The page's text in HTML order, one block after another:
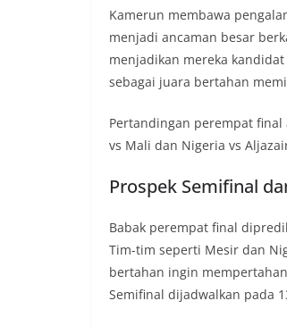
Kamerun membawa
menjadi ancaman besar
menjadikan mereka
sebagai juara bertahan
Pertandingan perempat final
vs Mali dan Nigeria vs
Prospek Semifinal
Babak perempat final
Tim-tim seperti Mesir dan
bertahan ingin
Semifinal dijadwalkan pada